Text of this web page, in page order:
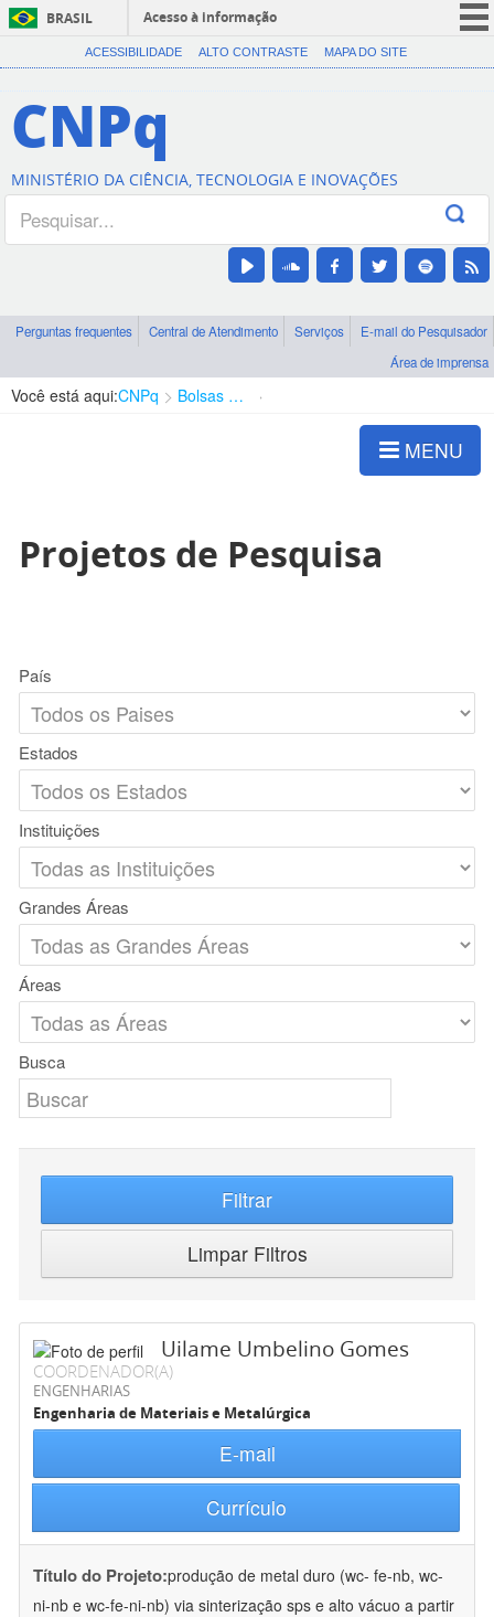
BRASIL
Acesso à informação
CORONAVÍRUS (COVID-19)
Canais
ACESSIBILIDADE ALTO CONTRASTE MAPA DO SITE
CNPq
MINISTÉRIO DA CIÊNCIA, TECNOLOGIA E INOVAÇÕES
Perguntas frequentes Central de Atendimento Serviços
E-mail do Pesquisador
Área de imprensa
Você está aqui:CNPq Bolsas e Auxílios Vigentes
MENU
Projetos de Pesquisa
País
Estados
Instituições
Grandes Áreas
Áreas
Busca
Filtrar
Limpar Filtros
Uilame Umbelino Gomes
COORDENADOR(A)
ENGENHARIAS
Engenharia de Materiais e Metalúrgica
E-mail
Currículo
Título do Projeto:produção de metal duro (wc- fe-nb, wc-
ni-nb e wc-fe-ni-nb) via sinterização sps e alto vácuo a partir